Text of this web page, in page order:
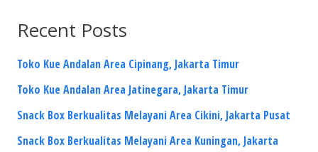
Recent Posts
Toko Kue Andalan Area Cipinang, Jakarta Timur
Toko Kue Andalan Area Jatinegara, Jakarta Timur
Snack Box Berkualitas Melayani Area Cikini, Jakarta Pusat
Snack Box Berkualitas Melayani Area Kuningan, Jakarta